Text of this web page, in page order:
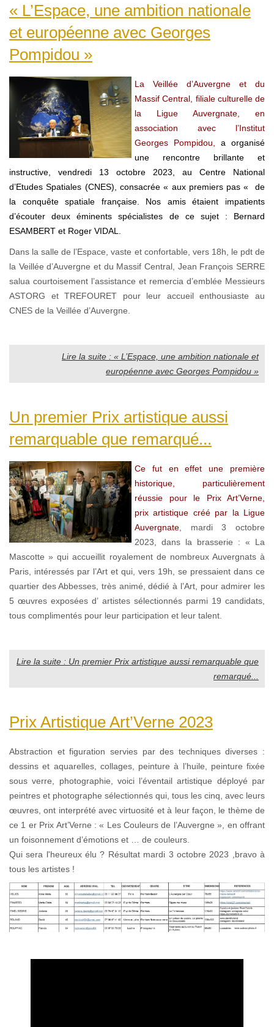
« L’Espace, une ambition nationale
et européenne avec Georges
Pompidou »
La Veillée d’Auvergne et du
Massif Central, filiale culturelle de
la Ligue Auvergnate, en
association avec l’Institut
Georges Pompidou, a organisé
une rencontre brillante et
instructive, vendredi 13 octobre 2023, au Centre National
d’Etudes Spatiales (CNES), consacrée « aux premiers pas « de
la conquête spatiale française. Nos amis étaient impatients
d’écouter deux éminents spécialistes de ce sujet : Bernard
ESAMBERT et Roger VIDAL.
Dans la salle de l’Espace, vaste et confortable, vers 18h, le pdt de
la Veillée d’Auvergne et du Massif Central, Jean François SERRE
salua courtoisement l’assistance et remercia d’emblée Messieurs
ASTORG et TREFOURET pour leur accueil enthousiaste au
CNES de la Veillée d’Auvergne.
Lire la suite : « L’Espace, une ambition nationale et
européenne avec Georges Pompidou »
Un premier Prix artistique aussi
remarquable que remarqué...
Ce fut en effet une première
historique, particulièrement
réussie pour le Prix Art’Verne,
prix artistique créé par la Ligue
Auvergnate , mardi 3 octobre
2023, dans la brasserie : « La
Mascotte » qui accueillit royalement de nombreux Auvergnats à
Paris, intéressés par l’Art et qui, vers 19h, se pressaient dans ce
quartier des Abbesses, très animé, dédié à l’Art, pour admirer les
5 œuvres exposées d’ artistes sélectionnés parmi 19 candidats,
tous complimentés pour leur participation et leur talent.
Lire la suite : Un premier Prix artistique aussi remarquable que
remarqué...
Prix Artistique Art’Verne 2023
Abstraction et figuration servies par des techniques diverses :
dessins et aquarelles, collages, peinture à l’huile, peinture fixée
sous verre, photographie, voici l’éventail artistique déployé par
peintres et photographe sélectionnés qui, tous les cinq, avec leurs
œuvres, ont interprété avec virtuosité et à leur façon, le thème de
ce 1 er Prix Art’Verne : « Les Couleurs de l’Auvergne », en offrant
un foisonnement d’émotions et … de couleurs.
Qui sera l'heureux élu ? Résultat mardi 3 octobre 2023 ,bravo à
tous les artistes !